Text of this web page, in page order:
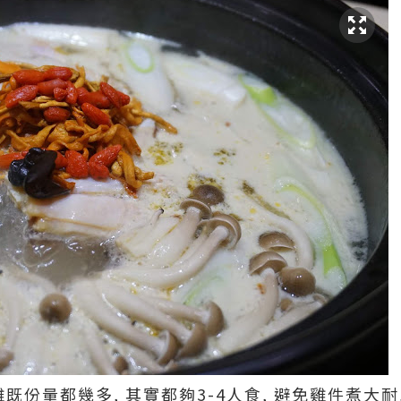
份量都幾多, 其實都夠3-4人食, 避免雞件煮大